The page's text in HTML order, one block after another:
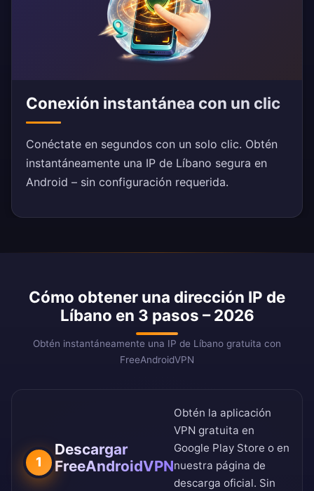
Conexión instantánea con un clic
Conéctate en segundos con un solo clic. Obtén
instantáneamente una IP de Líbano segura en
Android – sin configuración requerida.
Cómo obtener una dirección IP de
Líbano en 3 pasos – 2026
Obtén instantáneamente una IP de Líbano gratuita con
FreeAndroidVPN
1
Descargar
FreeAndroidVPN
Obtén la aplicación
VPN gratuita en
Google Play Store o en
nuestra página de
descarga oficial. Sin